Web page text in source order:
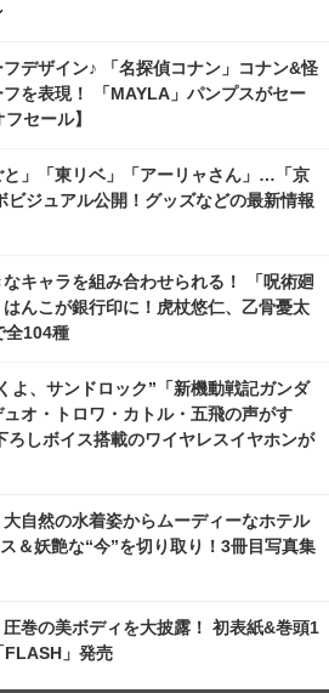
デザイン♪ 「名探偵コナン」コナン&怪
を表現！ 「MAYLA」パンプスがセー
セール】
と」「東リベ」「アーリャさん」…「京
ビジュアル公開！グッズなどの最新情報
キャラを組み合わせられる！ 「呪術廻
んこが銀行印に！虎杖悠仁、乙骨憂太
全104種
よ、サンドロック”「新機動戦記ガンダ
オ・トロワ・カトル・五飛の声がす
しボイス搭載のワイヤレスイヤホンが
自然の水着姿からムーディーなホテル
＆妖艶な“今”を切り取り！3冊目写真集
巻の美ボディを大披露！ 初表紙&巻頭1
FLASH」発売